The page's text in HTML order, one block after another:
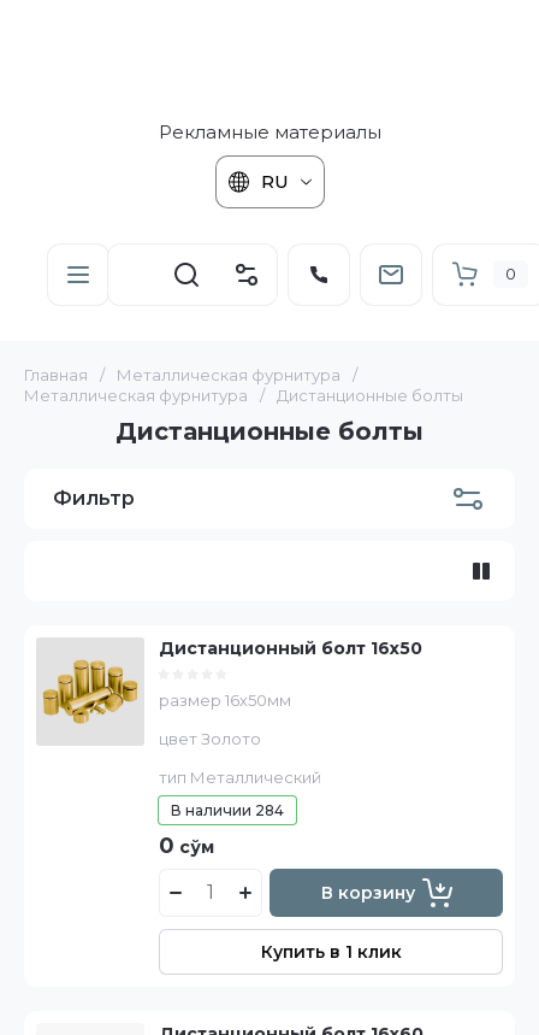
Рекламные материалы
RU
0
Главная / Металлическая фурнитура
/
Металлическая фурнитура
/ Дистанционные болты
Дистанционные болты
Фильтр
Дистанционный болт 16х50
размер 16х50мм
цвет Золото
тип Металлический
В наличии 284
0 сўм
В корзину
Купить в 1 клик